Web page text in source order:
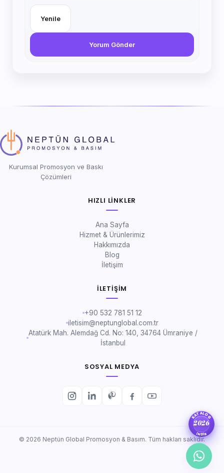
Yenile
Yorum Gönder
Kurumsal Promosyon ve Baskı
Çözümleri
HIZLI LINKLER
Ana Sayfa
Hizmet & Ürünlerimiz
Hakkımızda
Blog
İletişim
İLETIŞIM
+90 532 781 51 12
iletisim@neptunglobal.com.tr
Atatürk Mah. Alemdağ Cd. No: 140, 34764 Ümraniye /
İstanbul
SOSYAL MEDYA
© 2026 Neptün Global Promosyon & Basım. Tüm hakları saklıdır.
KATALOG
İNDİR
2026